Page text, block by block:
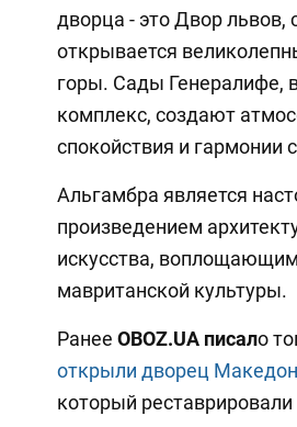
дворца - это Двор львов,
открывается
горы. Сады Генералифе,
комплекс, создают
спокойствия и гармонии
Альгамбра является
произведением
искусства,
мавританской культуры.
Ранее OBOZ.UA писало
открыли дворец
который реставрировали